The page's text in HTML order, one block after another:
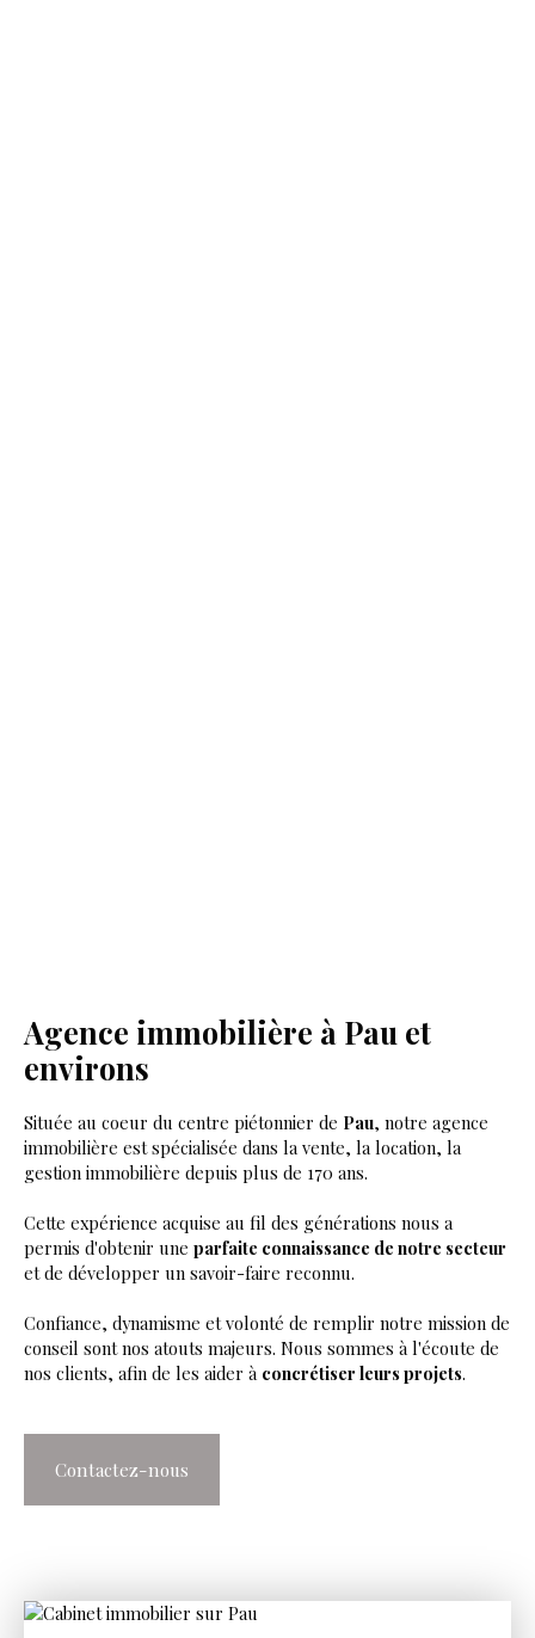
Agence immobilière à Pau et
environs
Située au coeur du centre piétonnier de Pau, notre agence
immobilière est spécialisée dans la vente, la location, la
gestion immobilière depuis plus de 170 ans.
Cette expérience acquise au fil des générations nous a
permis d'obtenir une parfaite connaissance de notre secteur
et de développer un savoir-faire reconnu.
Confiance, dynamisme et volonté de remplir notre mission de
conseil sont nos atouts majeurs. Nous sommes à l'écoute de
nos clients, afin de les aider à concrétiser leurs projets.
Contactez-nous